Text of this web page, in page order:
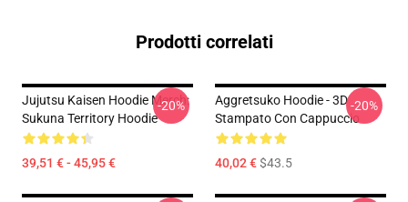
Prodotti correlati
Jujutsu Kaisen Hoodie Merch:
Sukuna Territory Hoodie
39,51 € - 45,95 €
-20%
Aggretsuko Hoodie - 3D
Stampato Con Cappuccio
40,02 €$43.5
-20%